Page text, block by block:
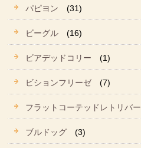
パピヨン (31)
ビーグル (16)
ビアデッドコリー (1)
ビションフリーゼ (7)
フラットコーテッドレトリバー
ブルドッグ (3)